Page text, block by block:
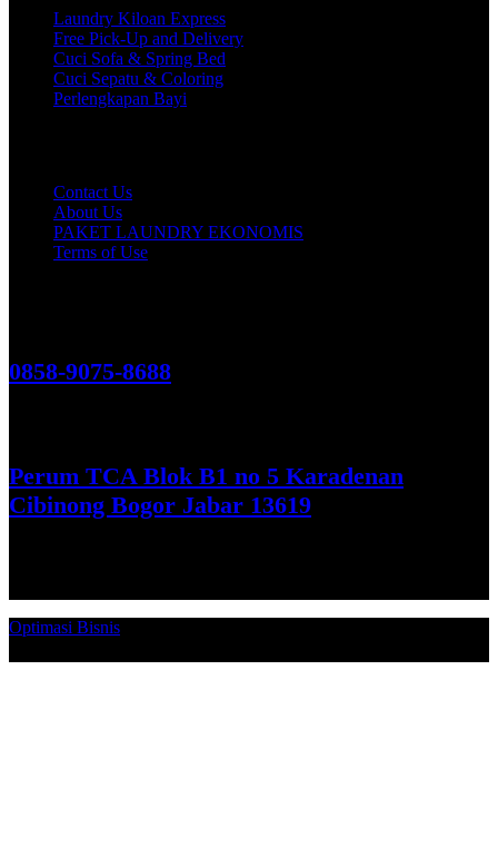
Laundry Kiloan Express
Free Pick-Up and Delivery
Cuci Sofa & Spring Bed
Cuci Sepatu & Coloring
Perlengkapan Bayi
Contact Us
About Us
PAKET LAUNDRY EKONOMIS
Terms of Use
0858-9075-8688
Perum TCA Blok B1 no 5 Karadenan
Cibinong Bogor Jabar 13619
Optimasi Bisnis